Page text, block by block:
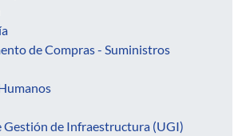
de Compras - Suministros
Gestión de Infraestructura (UGI)